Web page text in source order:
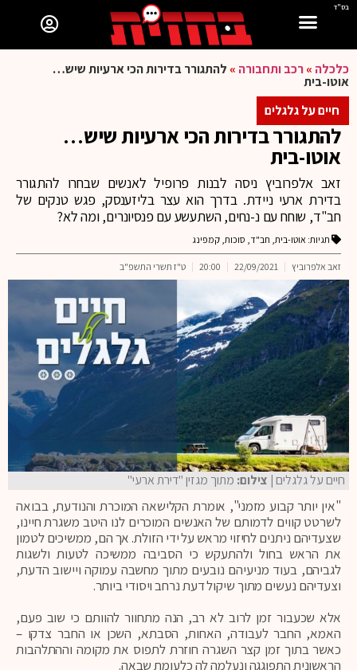
בס"ד
כלכלה »רכב ותחבורה » להתגורר בדירות הכי ארעיות שיש…
אוטו-בית
חיים על גלגלים
להתגורר בדירות הכי ארעיות שיש…
אוטו-בית
זאב אלפרוביץ ניסה לבנות פרופיל לאנשים שבחרו להתגורר
בדירת ארעי ניידת. בדרך הוא עצר בליזענסק, פגש טנקים של
חב"ד, שוחח עם נ-נחים, השתעשע עם פנסיונרים, ומה לא?
תגיות: אוטו-בית, חב"ד, סוכות, קמפינג
זאב אלפרוביץ 22/09/2021
20:00 ט"ז תשרי התשפ"ב
חיים על גלגלים | צילום: מתוך מגזין "דירת ארעי"
"אין יותר קבוע מזמני", אומרת הקלישאה המוכרת והנודעת, בבואה
לשרטט קווים לדמותם של האנשים המוכרים לנו היטב משגרת חיינו,
שצעדיהם ניתנים לחיזוי מראש על ידי הזולת. אך הם, ממשיכים לטמון
את הראש בחול ולהתעקש כי הסביבה ממשיכה לטעות ולשגות
לגביהם, בעוד מניעיהם נובעים מתוך מחשבה עמוקה ויישוב הדעת,
וצעדיהם נעשים מתוך שיקול דעת נרחב ויסודי ביותר.
אלא שכעבור זמן לרוב לא רב, הנה מתחוור להוותם כי שוב פעם,
האמא, החבר לעבודה, האחות, הסבתא, השכן או החבר צדקו –
כאשר בתוך זמן קצר השגרה חוזרת לתפוס את מקומה וההתלהבות
הראשונית התפוגגה ונעלמה לה כלעומת שבאה.